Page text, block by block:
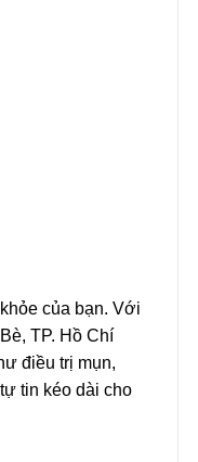
của bạn. Với
TP. Hồ Chí
điều trị mụn,
tin kéo dài cho